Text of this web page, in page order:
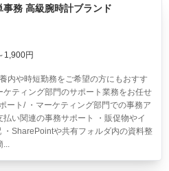
務 高級腕時計ブランド
1,900円
内や時短勤務をご希望の方にもおすす
ティング部門のサポート業務をお任せ
ート/ ・マーケティング部門での事務ア
い関連の事務サポート ・販促物やイ
SharePointや共有フォルダ内の資料整
...